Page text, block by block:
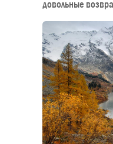
довольные